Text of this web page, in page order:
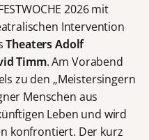
2026 mit
Intervention
Theaters Adolf
Timm. Am Vorabend
zu den „Meistersingern
Menschen aus
Leben und wird
konfrontiert. Der kurz